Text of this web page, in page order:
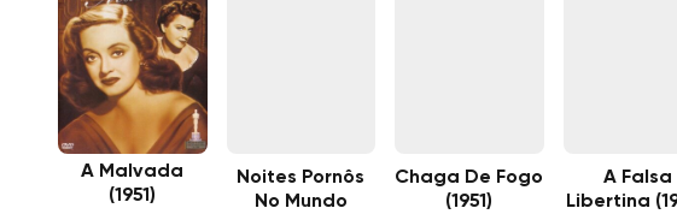
A Malvada
(1951)
Noites Pornôs
No Mundo
Chaga De Fogo
(1951)
A Falsa
Libertina